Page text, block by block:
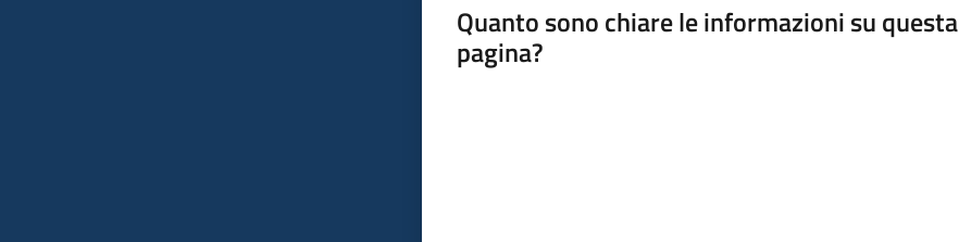
Quanto sono chiare le informazioni su questa
pagina?